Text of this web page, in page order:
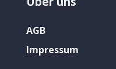
AGB
Impressum